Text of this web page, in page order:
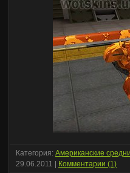
Категория: Американские
29.06.2011
Комментарии (1)